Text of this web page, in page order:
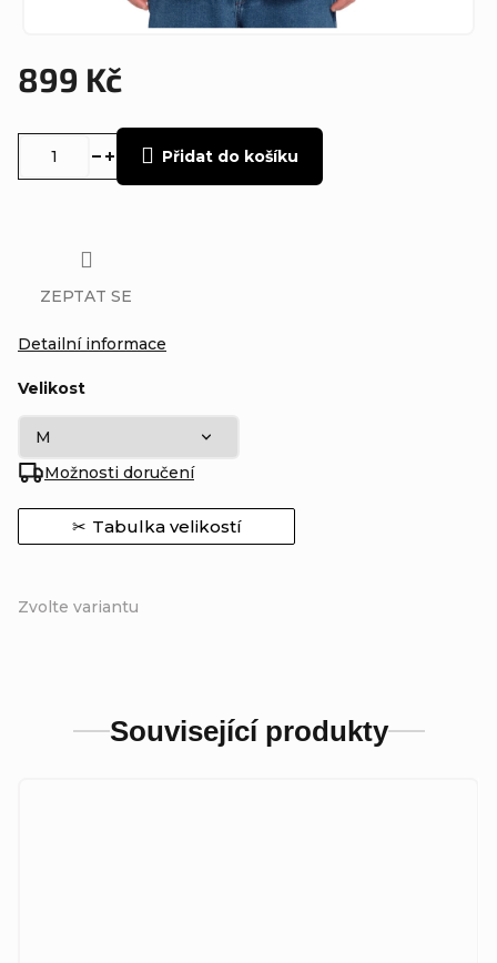
899 Kč
Zvolte variantu
Velikost
Možnosti doručení
Tabulka velikostí
Přidat do košíku
Detailní informace
ZEPTAT SE
Související produkty